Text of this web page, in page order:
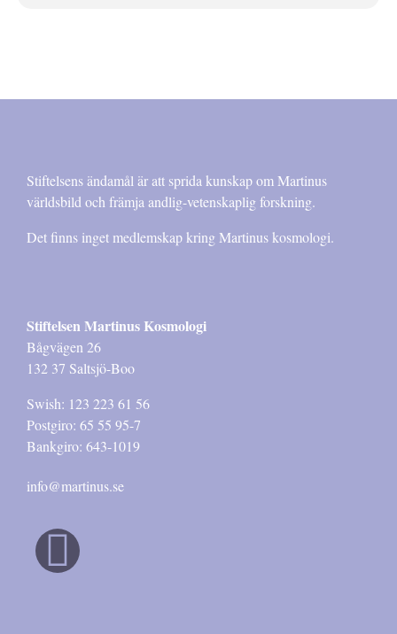
Stiftelsens ändamål är att sprida kunskap om Martinus
världsbild och främja andlig-vetenskaplig forskning.
Det finns inget medlemskap kring Martinus kosmologi.
Stiftelsen Martinus Kosmologi
Bågvägen 26
132 37 Saltsjö-Boo
Swish: 123 223 61 56
Postgiro: 65 55 95-7
Bankgiro: 643-1019
info@martinus.se